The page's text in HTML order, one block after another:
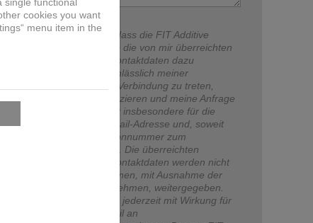
Ich willige darin ein, dass die FIT Additive
Manufacturing Group die von mir überreichten
Informationen und Kontaktdaten dazu
verwendet, mit mir anlässlich meiner
Kontaktaufnahme in Verbindung zu treten,
hierüber zu kommunizieren und meine Anfrage
abzuwickeln. Dies gilt insbesondere für die
Verwendung der E-Mail-Adresse und, soweit
zutreffend, der Telefonnummer zum
vorgenannten Zweck. Die überreichten
Informationen und Kontaktdaten werden nicht
an andere Unternehmen, mit Ausnahme der
verbundenen Unternehmen, weitergegeben.
Die Einwilligung kann jederzeit mit Wirkung für
die Zukunft per E-Mail an